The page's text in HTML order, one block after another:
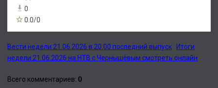
0
0.0/0
Вести недели 21.06.2026 в 20.00 последний выпуск
Итоги
недели 21.06.2026 на НТВ с Чернышёвым смотреть онлайн
Всего комментариев: 0